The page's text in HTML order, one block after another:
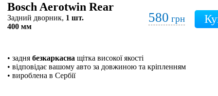
Bosch Aerotwin Rear
Задний дворник, 1 шт.
400 мм
580 грн
• задня безкаркасна щітка високої якості
• відповідає вашому авто за довжиною та кріпленням
• вироблена в Сербії